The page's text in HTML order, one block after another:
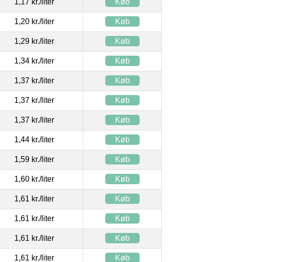
1,20 kr./liter Køb
1,29 kr./liter Køb
1,34 kr./liter Køb
1,37 kr./liter Køb
1,37 kr./liter Køb
1,37 kr./liter Køb
1,44 kr./liter Køb
1,59 kr./liter Køb
1,60 kr./liter Køb
1,61 kr./liter Køb
1,61 kr./liter Køb
1,61 kr./liter Køb
1,61 kr./liter Køb